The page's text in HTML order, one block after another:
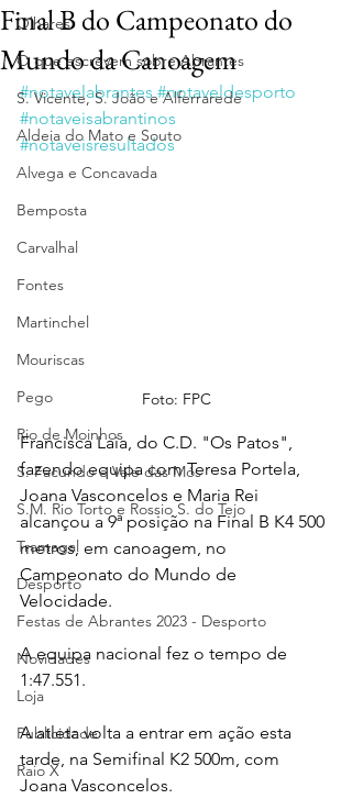
Olhares
O que escrevem sobre Abrantes
S. Vicente, S. João e Alferrarede
Aldeia do Mato e Souto
Alvega e Concavada
Bemposta
Carvalhal
Fontes
Martinchel
Mouriscas
Pego
Rio de Moinhos
S. Facundo e Vale das Mós
S.M. Rio Torto e Rossio S. do Tejo
Tramagal
Desporto
Festas de Abrantes 2023 - Desporto
Novidades
Loja
Publicidade
Raio X
Final B do Campeonato do
Mundo da Canoagem
#notavelabrantes #notaveldesporto
#notaveisabrantinos
#notaveisresultados
Foto: FPC
Francisca Laia, do C.D. "Os Patos",
fazendo equipa com Teresa Portela,
Joana Vasconcelos e Maria Rei
alcançou a 9ª posição na Final B K4 500
metros, em canoagem, no
Campeonato do Mundo de
Velocidade.
A equipa nacional fez o tempo de
1:47.551.
A atleta volta a entrar em ação esta
tarde, na Semifinal K2 500m, com
Joana Vasconcelos.